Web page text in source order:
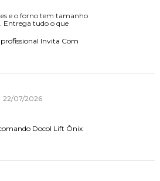
e o forno tem tamanho
Entrega tudo o que
Invita Com
22/07/2026
Docol Lift Ônix